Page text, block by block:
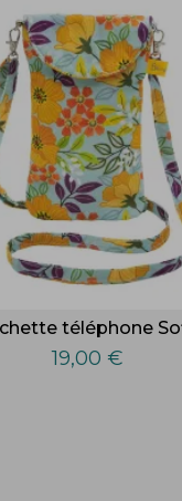
téléphone
19,00 €